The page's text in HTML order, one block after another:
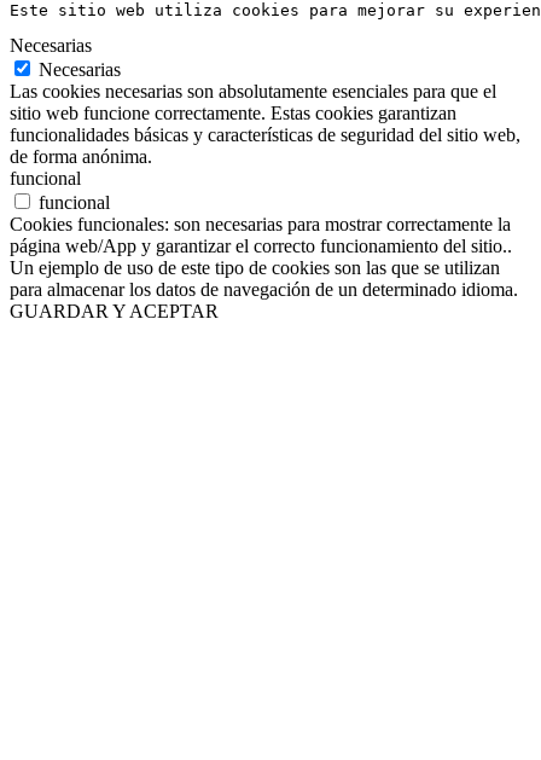
Este sitio web utiliza cookies para mejorar su
Necesarias
Necesarias
Las cookies necesarias son absolutamente esenciales para que el
sitio web funcione correctamente. Estas cookies garantizan
funcionalidades básicas y características de seguridad del sitio web,
de forma anónima.
funcional
funcional
Cookies funcionales: son necesarias para mostrar correctamente la
página web/App y garantizar el correcto funcionamiento del sitio..
Un ejemplo de uso de este tipo de cookies son las que se utilizan
para almacenar los datos de navegación de un determinado idioma.
GUARDAR Y ACEPTAR